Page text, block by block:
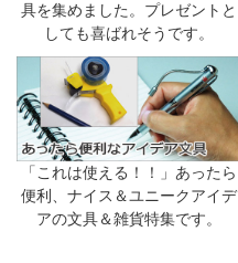
具を集めました。プレゼントと
しても喜ばれそうです。
「これは使える！！」あったら
便利、ナイス＆ユニークアイデ
アの文具＆雑貨特集です。